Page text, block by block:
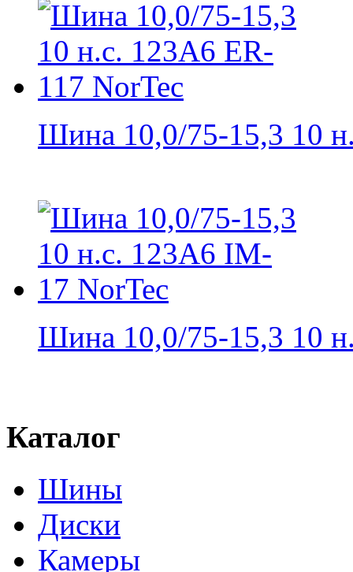
Шина 10,0/75-15,3 10
Шина 10,0/75-15,3 10
Каталог
Шины
Диски
Камеры